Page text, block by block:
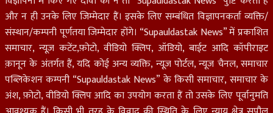
और न ही उनके लिए जिम्मेदार हैं। इसके लिए सम्बंधित विज्ञापनकर्ता व्यक्ति/
संस्थान/कम्पनी पूर्णतया जिम्मेदार होंगे। “Supauldastak News” में प्रकाशित
समाचार, न्यूज़ कटेंट,फ़ोटो, वीडियो क्लिप, ऑडियो, बाईट आदि कॉपीराइट
क़ानून के अंतर्गत हैं, यदि कोई अन्य व्यक्ति, न्यूज़ पोर्टल, न्यूज चैनल, समाचार
पब्लिकेशन कम्पनी “Supauldastak News” के किसी समाचार, समाचार के
अंश, फ़ोटो, वीडियो क्लिप आदि का उपयोग करता हैं तो उसके लिए पूर्वानुमति